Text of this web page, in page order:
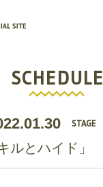
SCHEDULE
STAGE
ルとハイド」